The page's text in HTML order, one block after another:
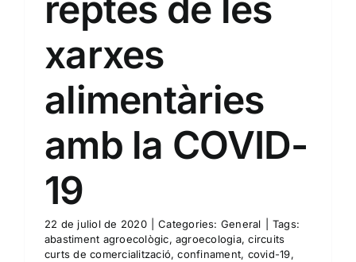
reptes de les
xarxes
alimentàries
amb la COVID-
19
22 de juliol de 2020 Categories: General
Tags:
abastiment agroecològic,agroecologia,circuits
curts de comercialització,confinament, covid-19,